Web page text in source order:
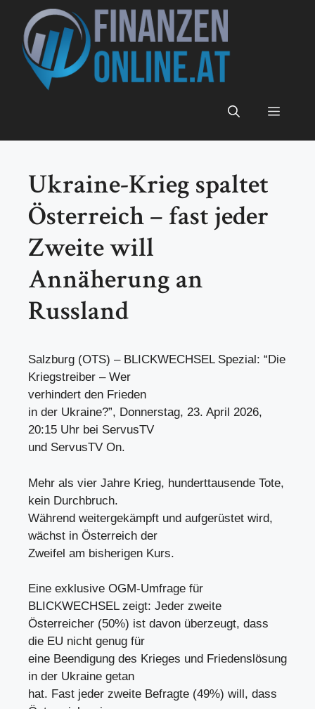
Inhalt
springen
Menü
Ukraine-Krieg spaltet
Österreich – fast jeder
Zweite will
Annäherung an
Russland
Salzburg (OTS) – BLICKWECHSEL Spezial: “Die
Kriegstreiber – Wer
verhindert den Frieden
in der Ukraine?”, Donnerstag, 23. April 2026,
20:15 Uhr bei ServusTV
und ServusTV On.
Mehr als vier Jahre Krieg, hunderttausende Tote,
kein Durchbruch.
Während weitergekämpft und aufgerüstet wird,
wächst in Österreich der
Zweifel am bisherigen Kurs.
Eine exklusive OGM-Umfrage für
BLICKWECHSEL zeigt: Jeder zweite
Österreicher (50%) ist davon überzeugt, dass
die EU nicht genug für
eine Beendigung des Krieges und Friedenslösung
in der Ukraine getan
hat. Fast jeder zweite Befragte (49%) will, dass